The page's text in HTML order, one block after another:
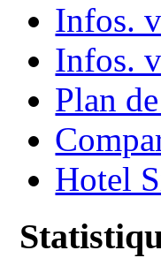
Infos.
Infos.
Plan
Hotel